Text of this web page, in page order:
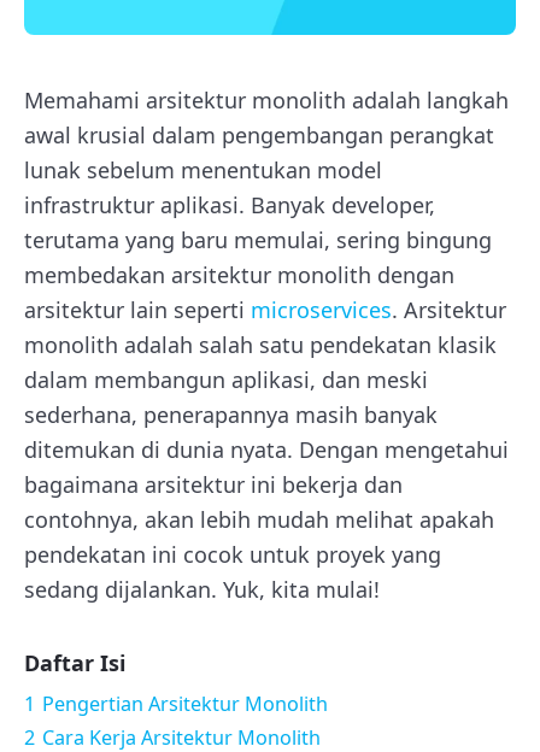
Memahami arsitektur monolith adalah langkah
awal krusial dalam pengembangan perangkat
lunak sebelum menentukan model
infrastruktur aplikasi. Banyak developer,
terutama yang baru memulai, sering bingung
membedakan arsitektur monolith dengan
arsitektur lain seperti microservices. Arsitektur
monolith adalah salah satu pendekatan klasik
dalam membangun aplikasi, dan meski
sederhana, penerapannya masih banyak
ditemukan di dunia nyata. Dengan mengetahui
bagaimana arsitektur ini bekerja dan
contohnya, akan lebih mudah melihat apakah
pendekatan ini cocok untuk proyek yang
sedang dijalankan. Yuk, kita mulai!
Daftar Isi
1 Pengertian Arsitektur Monolith
2 Cara Kerja Arsitektur Monolith